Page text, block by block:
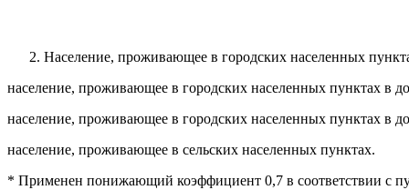
Население, проживающее в городских населенных
население, проживающее в городских населенных пунктах в
население, проживающее в городских населенных пунктах в
население, проживающее в сельских населенных пунктах.
* Применен понижающий коэффициент 0,7 в соответствии с